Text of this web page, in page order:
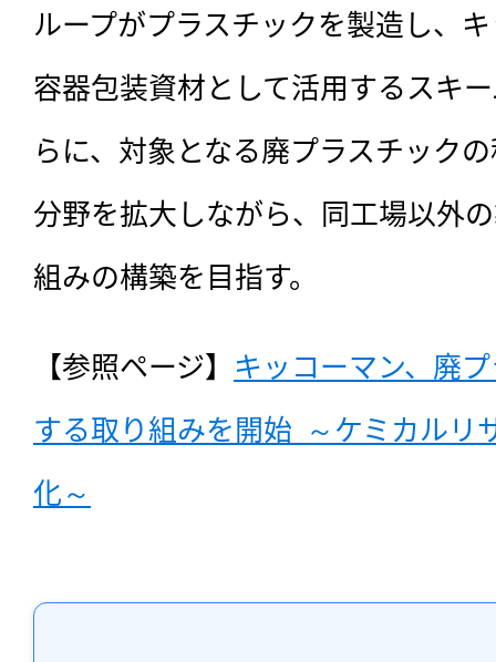
ループがプラスチックを製造し、
容器包装資材として活用するスキ
らに、対象となる廃プラスチック
分野を拡大しながら、同工場以外
組みの構築を目指す。
【参照ページ】 キッコーマン、廃
する取り組みを開始  ～ケミカルリ
化～